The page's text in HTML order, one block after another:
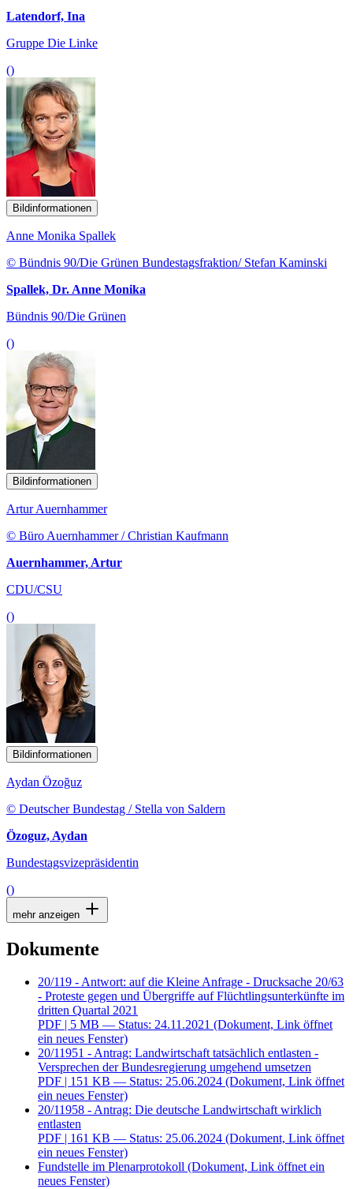
Latendorf, Ina
Gruppe Die Linke
()
Bildinformationen
Anne Monika Spallek
© Bündnis 90/Die Grünen Bundestagsfraktion/ Stefan Kaminski
Spallek, Dr. Anne Monika
Bündnis 90/Die Grünen
()
Bildinformationen
Artur Auernhammer
© Büro Auernhammer / Christian Kaufmann
Auernhammer, Artur
CDU/CSU
()
Bildinformationen
Aydan Özoğuz
© Deutscher Bundestag / Stella von Saldern
Özoguz, Aydan
Bundestagsvizepräsidentin
()
mehr anzeigen
Dokumente
20/119 - Antwort: auf die Kleine Anfrage - Drucksache 20/63
- Proteste gegen und Übergriffe auf Flüchtlingsunterkünfte im
dritten Quartal 2021
PDF | 5 MB — Status: 24.11.2021 (Dokument, Link öffnet
ein neues Fenster)
20/11951 - Antrag: Landwirtschaft tatsächlich entlasten -
Versprechen der Bundesregierung umgehend umsetzen
PDF | 151 KB — Status: 25.06.2024 (Dokument, Link öffnet
ein neues Fenster)
20/11958 - Antrag: Die deutsche Landwirtschaft wirklich
entlasten
PDF | 161 KB — Status: 25.06.2024 (Dokument, Link öffnet
ein neues Fenster)
Fundstelle im Plenarprotokoll (Dokument, Link öffnet ein
neues Fenster)